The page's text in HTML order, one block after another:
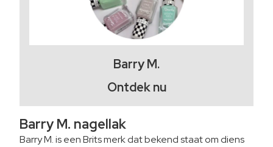
Barry M.
Ontdek nu
Barry M. nagellak
Barry M. is een Brits merk dat bekend staat om diens